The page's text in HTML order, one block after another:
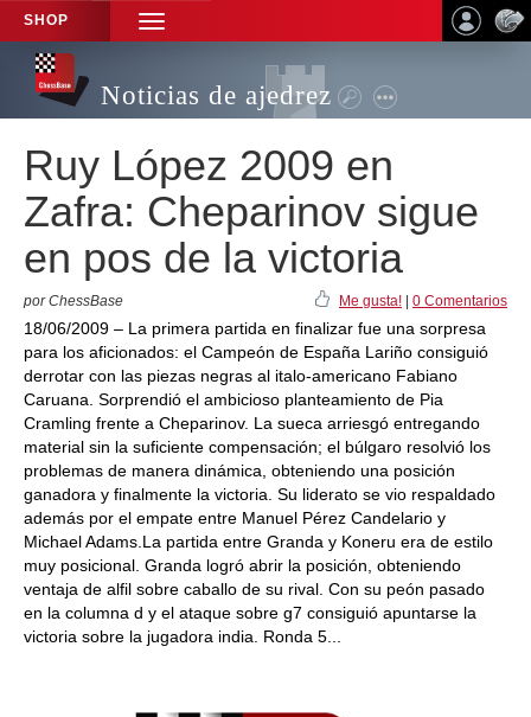
SHOP
TOGGLE
NAVIGATION
Noticias de ajedrez
Ruy López 2009 en
Zafra: Cheparinov sigue
en pos de la victoria
por ChessBase Me gusta! 0 Comentarios
18/06/2009 – La primera partida en finalizar fue una sorpresa
para los aficionados: el Campeón de España Lariño consiguió
derrotar con las piezas negras al italo-americano Fabiano
Caruana. Sorprendió el ambicioso planteamiento de Pia
Cramling frente a Cheparinov. La sueca arriesgó entregando
material sin la suficiente compensación; el búlgaro resolvió los
problemas de manera dinámica, obteniendo una posición
ganadora y finalmente la victoria. Su liderato se vio respaldado
además por el empate entre Manuel Pérez Candelario y
Michael Adams.La partida entre Granda y Koneru era de estilo
muy posicional. Granda logró abrir la posición, obteniendo
ventaja de alfil sobre caballo de su rival. Con su peón pasado
en la columna d y el ataque sobre g7 consiguió apuntarse la
victoria sobre la jugadora india. Ronda 5...